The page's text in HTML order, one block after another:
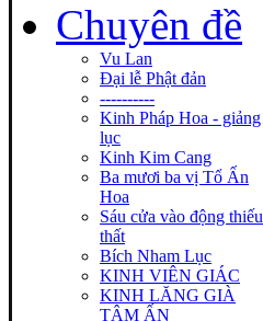
Chuyên đề
Vu Lan
Đại lễ Phật đản
----------
Kinh Pháp Hoa - giảng
lục
Kinh Kim Cang
Ba mươi ba vị Tổ Ấn
Hoa
Sáu cửa vào động thiếu
thất
Bích Nham Lục
KINH VIÊN GIÁC
KINH LĂNG GIÀ
TÂM ẤN